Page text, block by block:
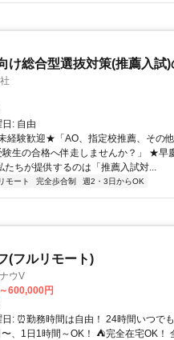
け総合型選抜対策(推薦入試
: 自由
経験歓迎★「AO、指定校推薦、その
験生の合格へ伴走しませんか？」 ★早
ちが提供するのは「推薦入試対...
モート 完全歩合制 週2・3日からOK
(フルリモート)
ウV
600,000円
: ⏰勤務時間は自由！ 24時間いつで
、1日1時間～OK！ ⛺完全在宅OK！